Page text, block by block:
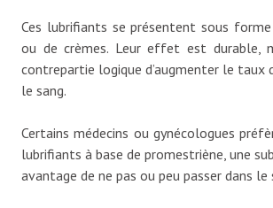
Ces lubrifiants se présentent sous forme
ou de crèmes. Leur effet est durable,
contrepartie logique d’augmenter le taux
le sang.
Certains médecins ou gynécologues
lubrifiants à base de promestriène, une
avantage de ne pas ou peu passer dans le